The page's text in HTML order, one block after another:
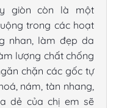
giòn còn là một
trong các hoạt
nhan, làm đẹp da
lượng chất chống
chặn các gốc tự
nám, tàn nhang,
dẻ của chị em sẽ